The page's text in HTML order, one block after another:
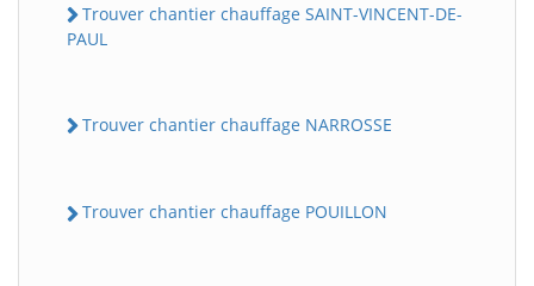
Trouver chantier chauffage SAINT-VINCENT-DE-
PAUL
Trouver chantier chauffage NARROSSE
Trouver chantier chauffage POUILLON